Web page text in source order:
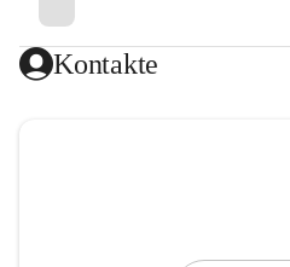
Kontakte